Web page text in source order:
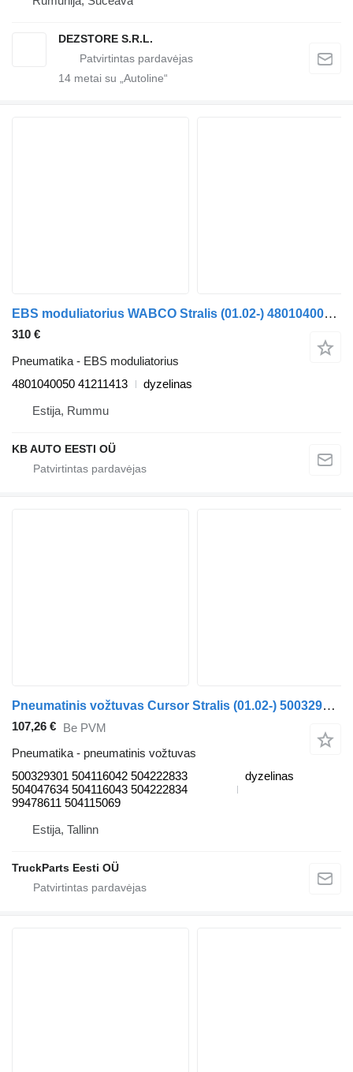
DEZSTORE S.R.L.
14 metai su „Autoline“
EBS moduliatorius WABCO Stralis (01.02-) 4801040050 vilkiko IVECO Stralis, Trakker (2002-)
310 €
Pneumatika - EBS moduliatorius
4801040050 41211413
dyzelinas
Estija, Rummu
KB AUTO EESTI OÜ
Pneumatinis vožtuvas Cursor Stralis (01.02-) 500329301 vilkiko IVECO Stralis, Trakker (2002-)
107,26 € Be PVM
Pneumatika - pneumatinis vožtuvas
500329301 504116042 504222833
504047634 504116043 504222834
99478611 504115069
dyzelinas
Estija, Tallinn
TruckParts Eesti OÜ